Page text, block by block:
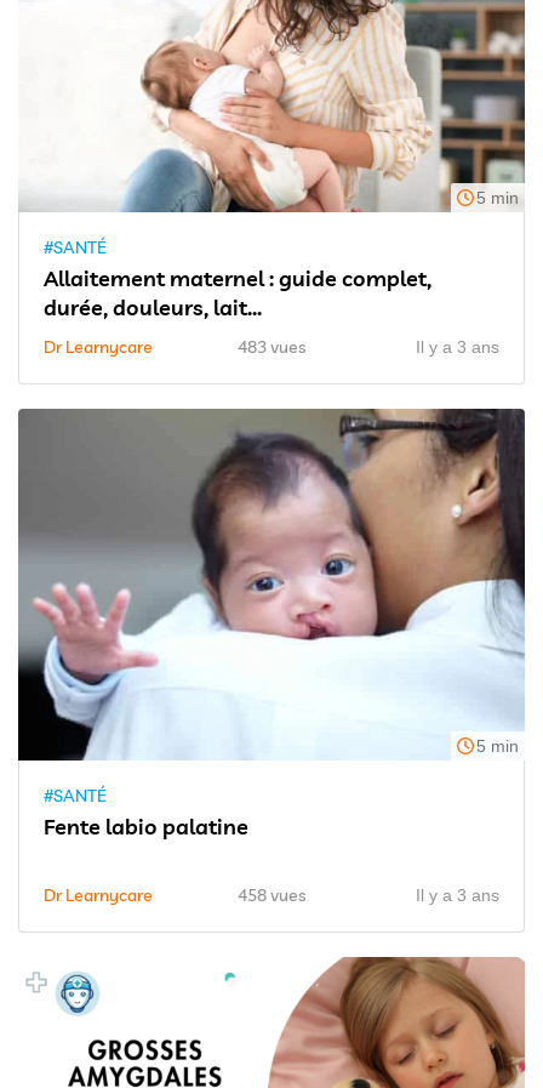
5 min
#SANTÉ
Allaitement maternel : guide complet,
durée, douleurs, lait...
Dr Learnycare 483 vues Il y a 3 ans
5 min
#SANTÉ
Fente labio palatine
Dr Learnycare 458 vues Il y a 3 ans